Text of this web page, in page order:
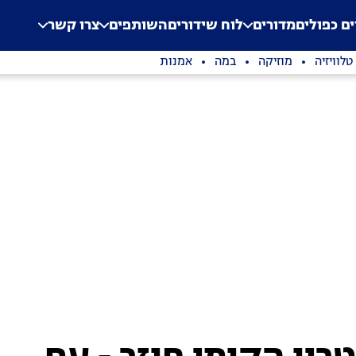
Application error: a
. כפוליםמדורים לוח שידוריםהשותפים צרו קשר
טלוויזיה מוזיקה במה אמנות